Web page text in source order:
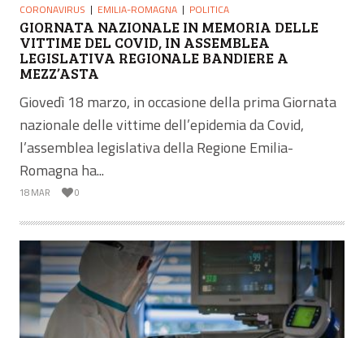
CORONAVIRUS EMILIA-ROMAGNA POLITICA
GIORNATA NAZIONALE IN MEMORIA DELLE
VITTIME DEL COVID, IN ASSEMBLEA
LEGISLATIVA REGIONALE BANDIERE A
MEZZ’ASTA
Giovedì 18 marzo, in occasione della prima Giornata
nazionale delle vittime dell’epidemia da Covid,
l’assemblea legislativa della Regione Emilia-
Romagna ha...
18 MAR 0